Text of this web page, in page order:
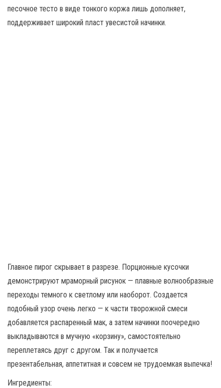
песочное тесто в виде тонкого коржа лишь дополняет,
поддерживает широкий пласт увесистой начинки.
Главное пирог скрывает в разрезе. Порционные кусочки
демонстрируют мраморный рисунок — плавные волнообразные
переходы темного к светлому или наоборот. Создается
подобный узор очень легко — к части творожной смеси
добавляется распаренный мак, а затем начинки поочередно
выкладываются в мучную «корзину», самостоятельно
переплетаясь друг с другом. Так и получается
презентабельная, аппетитная и совсем не трудоемкая выпечка!
Ингредиенты: